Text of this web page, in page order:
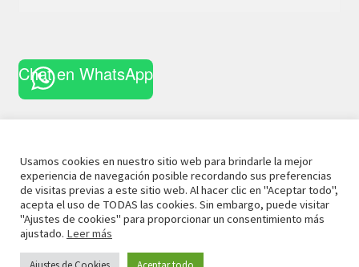
Chat en WhatsApp
© 2021 La Casa CuriosaAviso Legal
Términos y
Condiciones
Política de Privacidad Política de Cookies
Usamos cookies en nuestro sitio web para brindarle la mejor
experiencia de navegación posible recordando sus preferencias
de visitas previas a este sitio web. Al hacer clic en "Aceptar todo",
acepta el uso de TODAS las cookies. Sin embargo, puede visitar
"Ajustes de cookies" para proporcionar un consentimiento más
ajustado. Leer más